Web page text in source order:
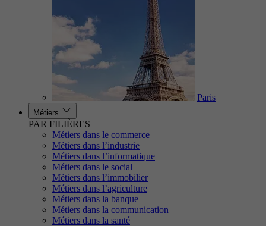
Paris
Métiers
PAR FILIÈRES
Métiers dans le commerce
Métiers dans l’industrie
Métiers dans l’informatique
Métiers dans le social
Métiers dans l’immobilier
Métiers dans l’agriculture
Métiers dans la banque
Métiers dans la communication
Métiers dans la santé